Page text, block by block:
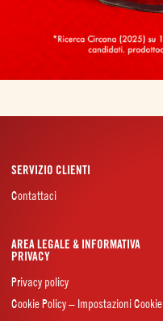
SERVIZIO CLIENTI
Contattaci
AREA LEGALE & INFORMATIVA
PRIVACY
Privacy policy
Cookie Policy – Impostazioni Cookie